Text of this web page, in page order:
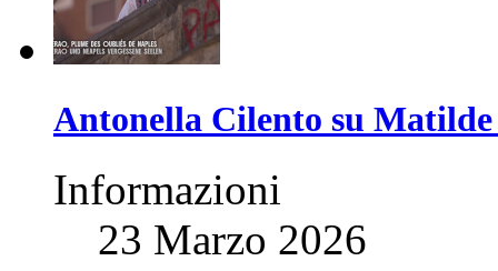
Antonella Cilento su
Informazioni
23 Marzo 2026